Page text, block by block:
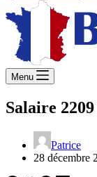
Menu
Salaire
Patrice
28 décembre